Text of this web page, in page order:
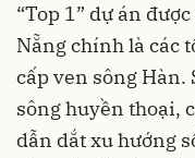
“Top 1” dự án
Nẵng chính là các
cấp ven sông Hàn.
sông huyền thoại,
dẫn dắt xu hướng